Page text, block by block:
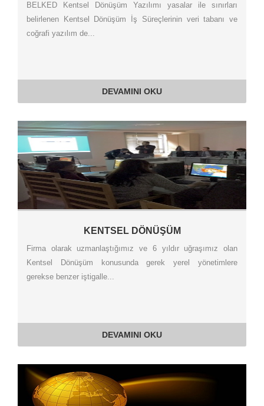
BELKED Kentsel Dönüşüm Yazılımı yasalar ile sınırları
belirlenen Kentsel Dönüşüm İş Süreçlerinin veri tabanı ve
coğrafi yazılım de...
DEVAMINI OKU
KENTSEL DÖNÜŞÜM
Firma olarak uzmanlaştığımız ve 6 yıldır uğraşımız olan
Kentsel Dönüşüm konusunda gerek yerel yönetimlere
gerekse benzer iştigalle...
DEVAMINI OKU